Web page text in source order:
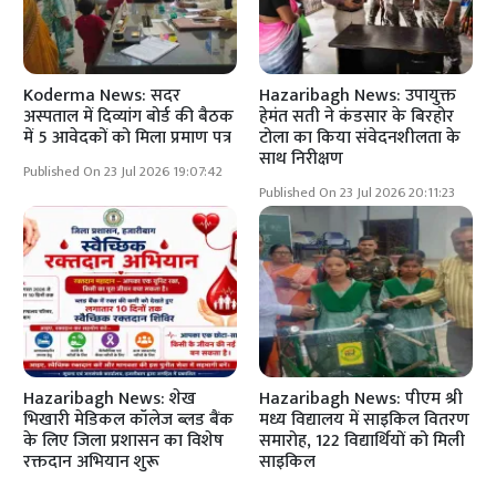
Koderma News: सदर
अस्पताल में दिव्यांग बोर्ड की बैठक
में 5 आवेदकों को मिला प्रमाण पत्र
Published On 23 Jul 2026 19:07:42
Hazaribagh News: उपायुक्त
हेमंत सती ने कंडसार के बिरहोर
टोला का किया संवेदनशीलता के
साथ निरीक्षण
Published On 23 Jul 2026 20:11:23
Hazaribagh News: शेख
भिखारी मेडिकल कॉलेज ब्लड बैंक
के लिए जिला प्रशासन का विशेष
रक्तदान अभियान शुरू
Hazaribagh News: पीएम श्री
मध्य विद्यालय में साइकिल वितरण
समारोह, 122 विद्यार्थियों को मिली
साइकिल